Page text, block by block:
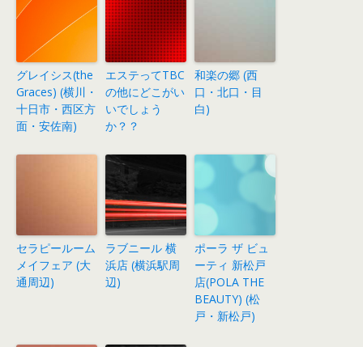
グレイシス(the
Graces) (横川・
十日市・西区方
面・安佐南)
エステってTBC
の他にどこがい
いでしょう
か？？
和楽の郷 (西
口・北口・目
白)
セラピールーム
メイフェア (大
通周辺)
ラブニール 横
浜店 (横浜駅周
辺)
ポーラ ザ ビュ
ーティ 新松戸
店(POLA THE
BEAUTY) (松
戸・新松戸)